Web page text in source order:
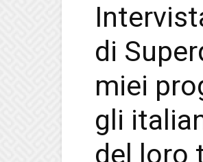
di
miei
gli
del loro